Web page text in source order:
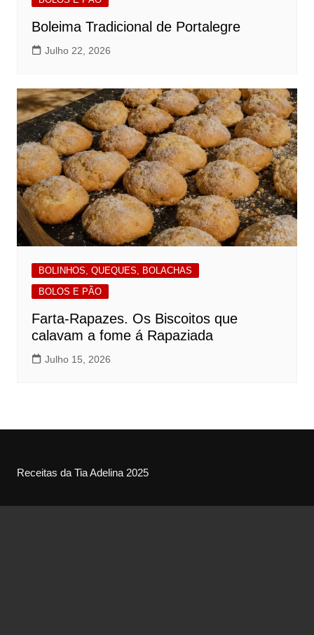
Boleima Tradicional de Portalegre
Julho 22, 2026
BOLINHOS, QUEQUES, BOLACHAS
BOLOS E PÃO
Farta-Rapazes. Os Biscoitos que
calavam a fome á Rapaziada
Julho 15, 2026
Receitas da Tia Adelina 2025